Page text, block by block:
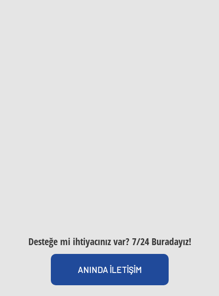
Desteğe mi ihtiyacınız var? 7/24 Buradayız!
ANINDA İLETİŞİM